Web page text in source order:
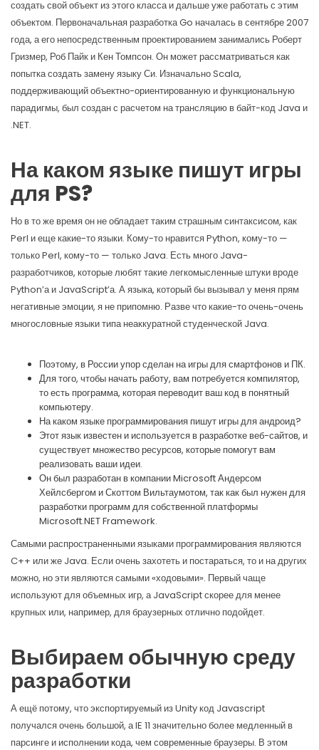
создать свой объект из этого класса и дальше уже работать с этим
объектом. Первоначальная разработка Go началась в сентябре 2007
года, а его непосредственным проектированием занимались Роберт
Гризмер, Роб Пайк и Кен Томпсон. Он может рассматриваться как
попытка создать замену языку Си. Изначально Scala,
поддерживающий объектно-ориентированную и функциональную
парадигмы, был создан с расчетом на трансляцию в байт-код Java и
.NET.
На каком языке пишут игры
для PS?
Но в то же время он не обладает таким страшным синтаксисом, как
Perl и еще какие-то языки. Кому-то нравится Python, кому-то —
только Perl, кому-то — только Java. Есть много Java-
разработчиков, которые любят такие легкомысленные штуки вроде
Python’а и JavaScript’а. А языка, который бы вызывал у меня прям
негативные эмоции, я не припомню. Разве что какие-то очень-очень
многословные языки типа неаккуратной студенческой Java.
Поэтому, в России упор сделан на игры для смартфонов и ПК.
Для того, чтобы начать работу, вам потребуется компилятор,
то есть программа, которая переводит ваш код в понятный
компьютеру.
На каком языке программирования пишут игры для андроид?
Этот язык известен и используется в разработке веб-сайтов, и
существует множество ресурсов, которые помогут вам
реализовать ваши идеи.
Он был разработан в компании Microsoft Андерсом
Хейлсбергом и Скоттом Вильтаумотом, так как был нужен для
разработки программ для собственной платформы
Microsoft.NET Framework.
Самыми распространенными языками программирования являются
C++ или же Java. Если очень захотеть и постараться, то и на других
можно, но эти являются самыми «ходовыми». Первый чаще
используют для объемных игр, а JavaScript скорее для менее
крупных или, например, для браузерных отлично подойдет.
Выбираем обычную среду
разработки
А ещё потому, что экспортируемый из Unity код Javascript
получался очень большой, а IE 11 значительно более медленный в
парсинге и исполнении кода, чем современные браузеры. В этом